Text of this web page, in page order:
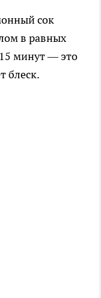
сок
в равных
минут — это
блеск.